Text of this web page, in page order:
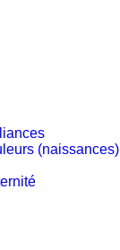
(naissances)